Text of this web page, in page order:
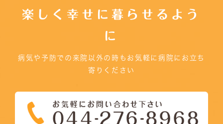
楽しく幸せに暮らせるよう
に
病気や予防での来院以外の時もお気軽に病院にお立ち
寄りください